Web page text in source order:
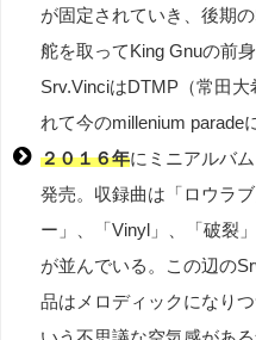
が固定されていき、後期
舵を取ってKing Gnuの前
Srv.VinciはDTMP（常田
れて今のmillenium parade
２０１６年にミニアルバ
発売。収録曲は「ロウラ
ー」、「Vinyl」、「破裂
が並んでいる。この辺の
品はメロディックになり